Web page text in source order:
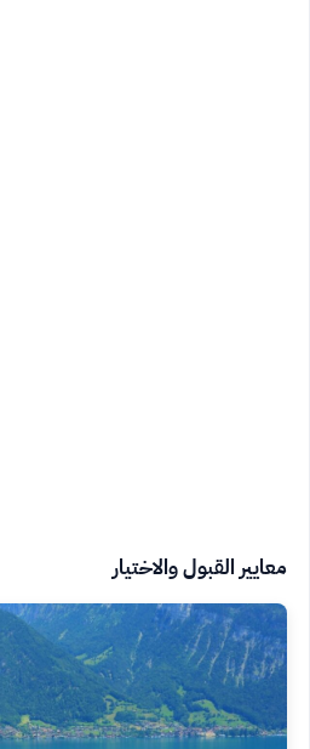
معايير القبول والاختيار